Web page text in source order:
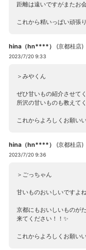
距離は遠いですがまたお
これから精いっぱい頑張
hina（hn****） (京都桂店)
2023/7/20 9:33
＞みやくん
ぜひ甘いもの紹介させて
所沢の甘いものも教えて
これからよろしくお願い
hina（hn****） (京都桂店)
2023/7/20 9:36
＞ごっちゃん
甘いものおいしいですよ
京都にもおいしいものが
来てください！！✨
これからよろしくお願い